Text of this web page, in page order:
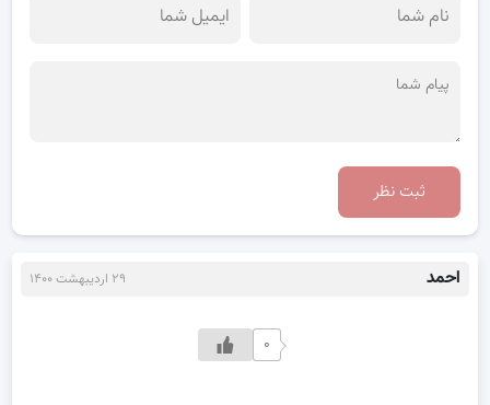
ثبت نظر
احمد ۲۹ اردیبهشت ۱۴۰۰
۰